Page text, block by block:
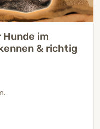
Hunde im
& richtig